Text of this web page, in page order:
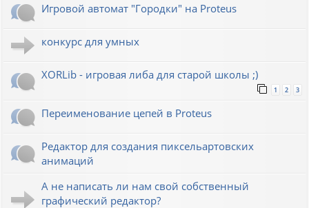
Игровой автомат "Городки" на Proteus
конкурс для умных
XORLib - игровая либа для старой школы ;)
1 2 3
Переименование цепей в Proteus
Редактор для создания пиксельартовских
анимаций
А не написать ли нам свой собственный
графический редактор?